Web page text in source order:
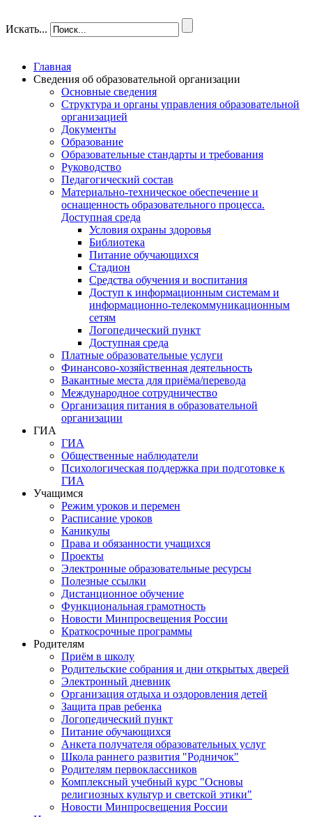
Искать...
Главная
Сведения об образовательной организации
Основные сведения
Структура и органы управления образовательной
организацией
Документы
Образование
Образовательные стандарты и требования
Руководство
Педагогический состав
Материально-техническое обеспечение и
оснащенность образовательного процесса.
Доступная среда
Условия охраны здоровья
Библиотека
Питание обучающихся
Стадион
Средства обучения и воспитания
Доступ к информационным системам и
информационно-телекоммуникационным
сетям
Логопедический пункт
Доступная среда
Платные образовательные услуги
Финансово-хозяйственная деятельность
Вакантные места для приёма/перевода
Международное сотрудничество
Организация питания в образовательной
организации
ГИА
ГИА
Общественные наблюдатели
Психологическая поддержка при подготовке к
ГИА
Учащимся
Режим уроков и перемен
Расписание уроков
Каникулы
Права и обязанности учащихся
Проекты
Электронные образовательные ресурсы
Полезные ссылки
Дистанционное обучение
Функциональная грамотность
Новости Минпросвещения России
Краткосрочные программы
Родителям
Приём в школу
Родительские собрания и дни открытых дверей
Электронный дневник
Организация отдыха и оздоровления детей
Защита прав ребенка
Логопедический пункт
Питание обучающихся
Анкета получателя образовательных услуг
Школа раннего развития "Родничок"
Родителям первоклассников
Комплексный учебный курс "Основы
религиозных культур и светской этики"
Новости Минпросвещения России